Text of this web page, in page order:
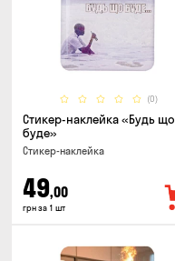
(0)
Стикер-наклейка «Будь що
буде»
Стикер-наклейка
49,00
грн за 1 шт